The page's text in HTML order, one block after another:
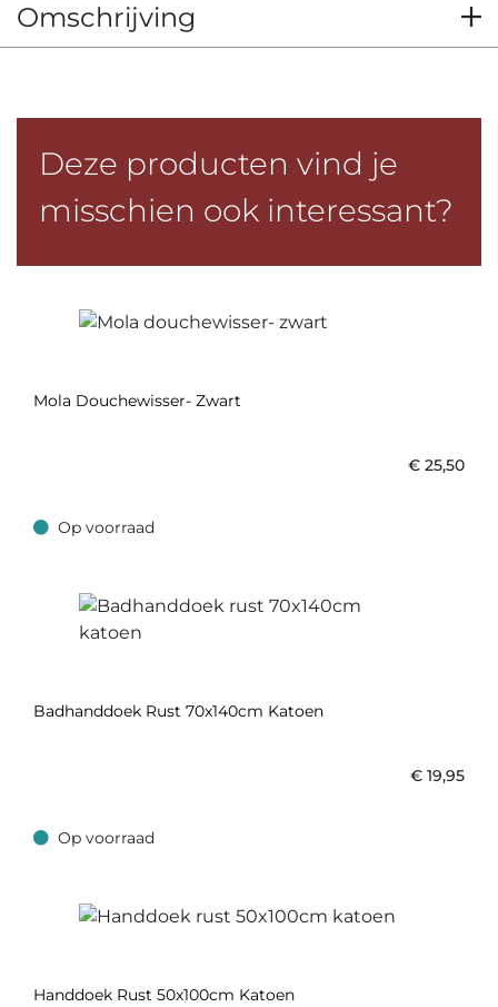
Omschrijving
Deze producten vind je
misschien ook interessant?
Mola Douchewisser- Zwart
€ 25,50
Op voorraad
Op voorraad
Badhanddoek Rust 70x140cm Katoen
€ 19,95
Op voorraad
Op voorraad
Handdoek Rust 50x100cm Katoen